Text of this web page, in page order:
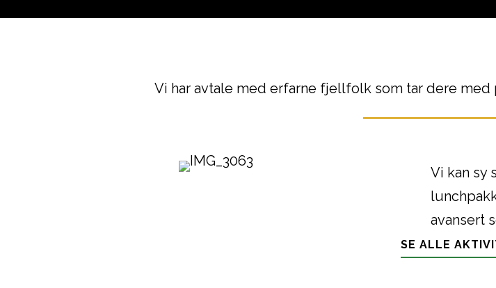
Vi har avtale med erfarne fjellfolk som tar dere
Vi kan sy
avansert
SE ALLE